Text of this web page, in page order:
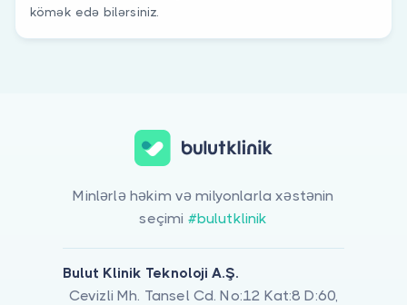
kömək edə bilərsiniz.
Minlərlə həkim və milyonlarla xəstənin
seçimi #bulutklinik
Bulut Klinik Teknoloji A.Ş.
Cevizli Mh. Tansel Cd. No:12 Kat:8 D:60,